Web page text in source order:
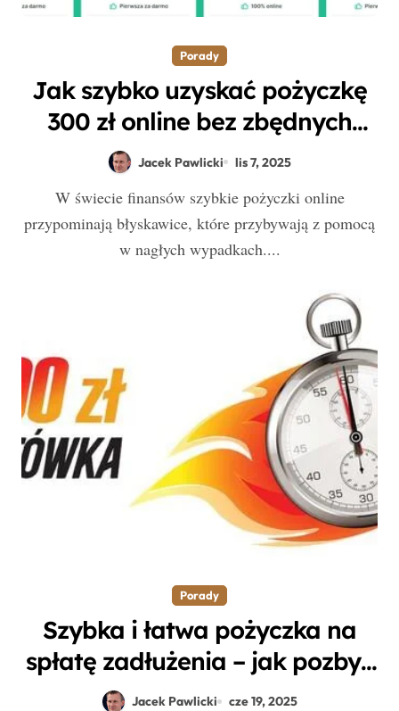
Porady
Jak szybko uzyskać pożyczkę
300 zł online bez zbędnych
formalności?
Jacek Pawlicki lis 7, 2025
W świecie finansów szybkie pożyczki online
przypominają błyskawice, które przybywają z pomocą
w nagłych wypadkach....
Porady
Szybka i łatwa pożyczka na
spłatę zadłużenia – jak pozbyć
się długów raz na zawsze?
Jacek Pawlicki cze 19, 2025